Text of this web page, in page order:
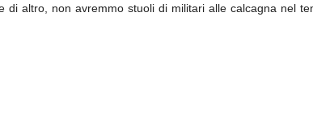
altro, non avremmo stuoli di militari alle calcagna nel